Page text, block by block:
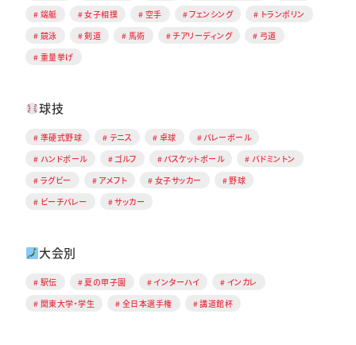
端艇
女子相撲 空手 フェンシング
トランポリン
競泳
剣道 馬術 チアリーディング
弓道
重量挙げ
球技
準硬式野球 テニス 卓球
バレーボール
ハンドボール
ゴルフ バスケットボール
バドミントン
ラグビー
アメフト 女子サッカー
野球
ビーチバレー
サッカー
大会別
駅伝 夏の甲子園 インターハイ
インカレ
関東大学・学生
全日本選手権 講道館杯